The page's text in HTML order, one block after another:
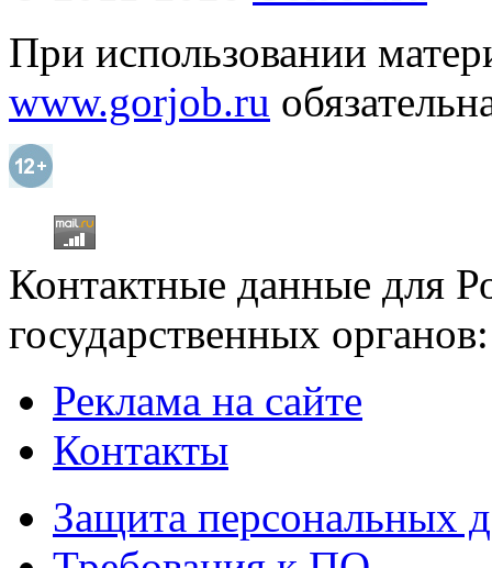
При использовании
www.gorjob.ru
Контактные данные для
государственных
Реклама на сайте
Контакты
Защита персональных